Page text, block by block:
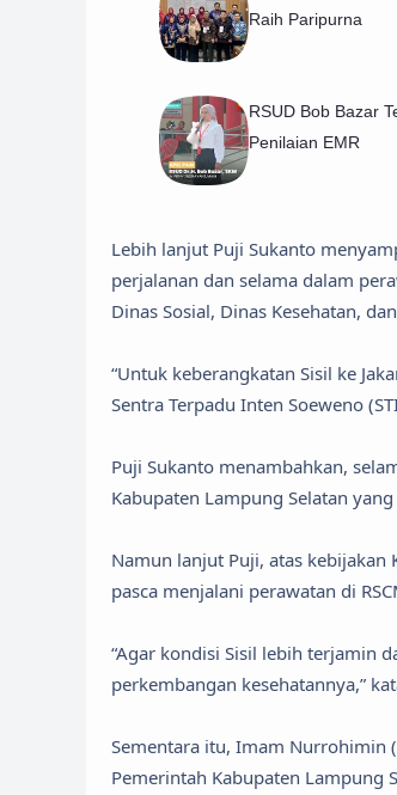
Raih Paripurna
RSUD Bob Bazar
Penilaian EMR
Lebih lanjut Puji Sukanto
perjalanan dan selama dalam
Dinas Sosial, Dinas Kesehatan,
“Untuk keberangkatan Sisil ke
Sentra Terpadu Inten Soeweno
Puji Sukanto menambahkan,
Kabupaten Lampung Selatan
Namun lanjut Puji, atas kebijakan
pasca menjalani perawatan di
“Agar kondisi Sisil lebih terjamin
perkembangan kesehatannya,”
Sementara itu, Imam Nurrohimin
Pemerintah Kabupaten Lampung